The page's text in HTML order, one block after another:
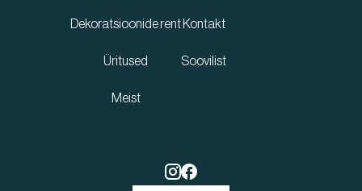
Dekoratsioonide rent
Üritused
Meist
Kontakt
Soovilist